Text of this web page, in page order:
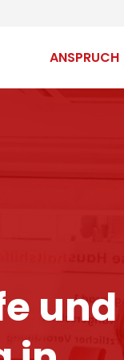
ANSPRUCH
und